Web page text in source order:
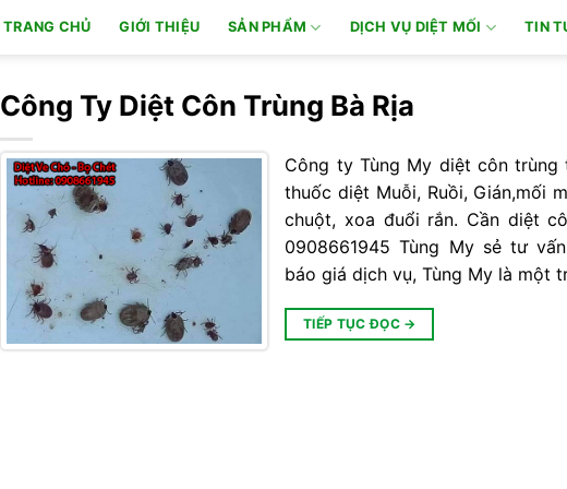
TRANG CHỦ GIỚI THIỆU SẢN PHẨM DỊCH VỤ DIỆT MỐI TIN
Công Ty Diệt Côn Trùng Bà Rịa
Công ty Tùng My diệt côn trùng
thuốc diệt Muỗi, Ruồi, Gián,mối
chuột, xoa đuổi rắn. Cần diệt
0908661945 Tùng My sẻ tư
báo giá dịch vụ, Tùng My là một
TIẾP TỤC ĐỌC →